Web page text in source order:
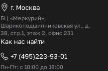
г. Москва
БЦ «Меркурий»,
Шарикоподшипниковская ул., д.
38, стр.1, этаж 2, офис 231
Как нас найти
+7 (495)223-93-01
Пн-Пт: с 10:00 до 18:00